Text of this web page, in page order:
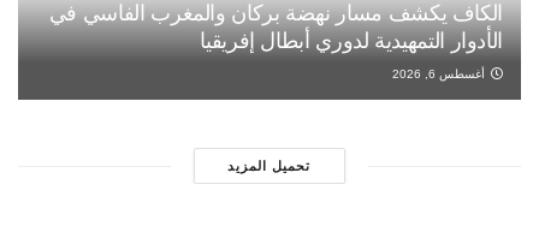
الكاف يكشف مسار نهضة بركان والمغرب الفاسي في
الأدوار التمهيدية لدوري أبطال إفريقيا
أغسطس 6, 2026
تحميل المزيد